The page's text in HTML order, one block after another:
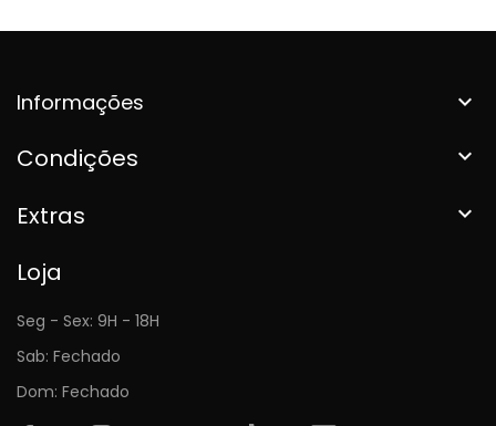
Informações 
Condições 
Extras 
Loja
Seg - Sex: 9H - 18H
Sab: Fechado
Dom: Fechado